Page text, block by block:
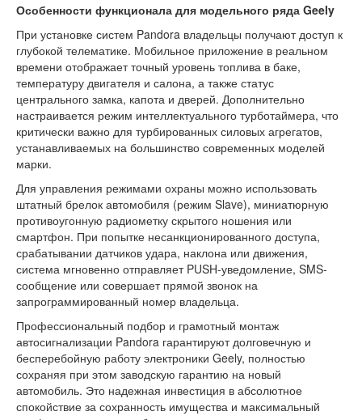
Особенности функционала для модельного ряда Geely
При установке систем Pandora владельцы получают доступ к
глубокой телематике. Мобильное приложение в реальном
времени отображает точный уровень топлива в баке,
температуру двигателя и салона, а также статус
центрального замка, капота и дверей. Дополнительно
настраивается режим интеллектуального турботаймера, что
критически важно для турбированных силовых агрегатов,
устанавливаемых на большинство современных моделей
марки.
Для управления режимами охраны можно использовать
штатный брелок автомобиля (режим Slave), миниатюрную
противоугонную радиометку скрытого ношения или
смартфон. При попытке несанкционированного доступа,
срабатывании датчиков удара, наклона или движения,
система мгновенно отправляет PUSH-уведомление, SMS-
сообщение или совершает прямой звонок на
запрограммированный номер владельца.
Профессиональный подбор и грамотный монтаж
автосигнализации Pandora гарантируют долговечную и
бесперебойную работу электроники Geely, полностью
сохраняя при этом заводскую гарантию на новый
автомобиль. Это надежная инвестиция в абсолютное
спокойствие за сохранность имущества и максимальный